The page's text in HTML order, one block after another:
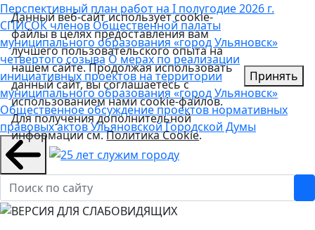
Перспективный план работ на I полугодие 2026 г.
СПИСОК членов Общественной палаты
муниципального образования «город Ульяновск»
четвертого созываО мерах по реализации
инициативных проектов на территории
муниципального образования «город Ульяновск»
Общественное обсуждение проектов нормативных
правовых актов Ульяновской Городской Думы
Данный веб-сайт использует cookie-
файлы в целях предоставления вам
лучшего пользовательского опыта на
нашем сайте. Продолжая использовать
данный сайт, вы соглашаетесь с
использованием нами cookie-файлов.
Для получения дополнительной
информации см.Политика Cookie.
Принять